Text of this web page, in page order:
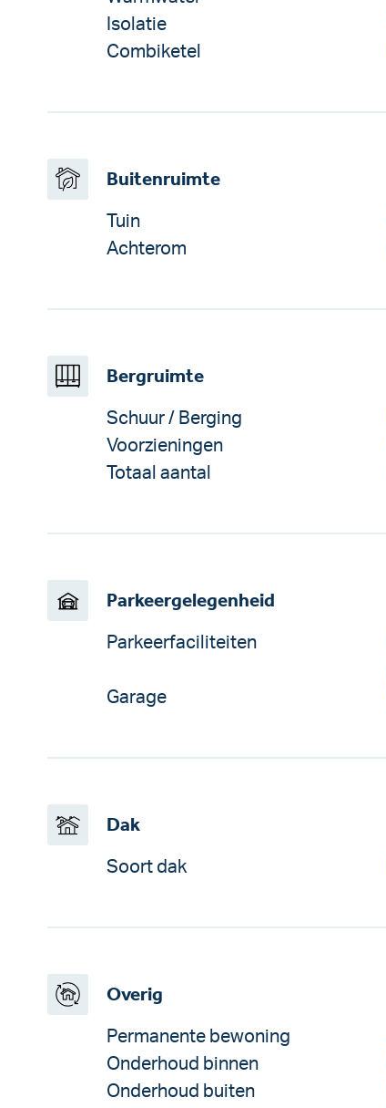
Isolatie
Combiketel
Buitenruimte
Tuin
Achterom
Bergruimte
Schuur / Berging
Voorzieningen
Totaal aantal
Parkeergelegenheid
Parkeerfaciliteiten
Garage
Dak
Soort dak
Overig
Permanente bewoning
Onderhoud binnen
Onderhoud buiten